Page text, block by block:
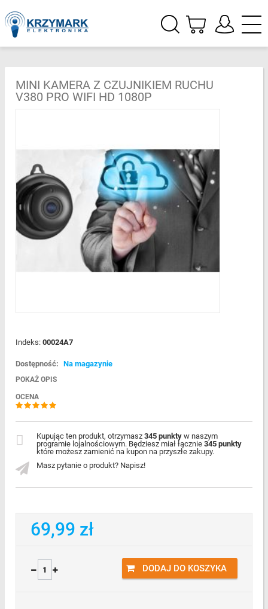
MINI KAMERA Z CZUJNIKIEM RUCHU
V380 PRO WIFI HD 1080P
Indeks: 00024A7
Dostępność: Na magazynie
POKAŻ OPIS
OCENA
Masz pytanie o produkt? Napisz!
Kupując ten produkt, otrzymasz 345 punkty w naszym
programie lojalnościowym. Będziesz miał łącznie 345 punkty
które możesz zamienić na kupon na przyszłe zakupy.
69,99 zł
DODAJ DO KOSZYKA